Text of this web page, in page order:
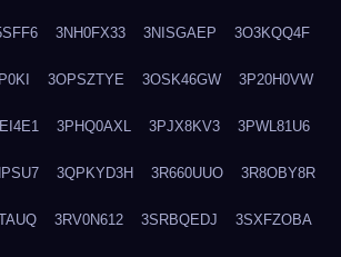
3NH0FX33 3NISGAEP 3O3KQQ4F
3OPSZTYE 3OSK46GW 3P20H0VW
3PHQ0AXL 3PJX8KV3 3PWL81U6
3QPKYD3H 3R660UUO 3R8OBY8R
3RV0N612 3SRBQEDJ 3SXFZOBA